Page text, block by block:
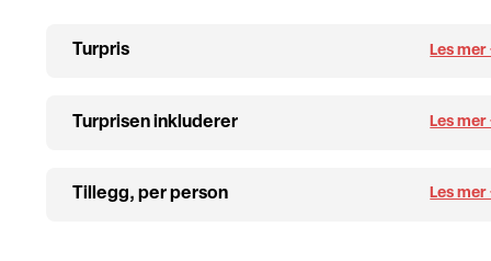
Turpris
Turprisen inkluderer
Tillegg, per person